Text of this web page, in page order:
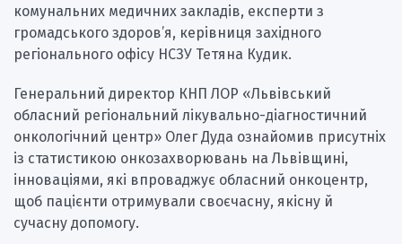
комунальних медичних закладів, експерти з
громадського здоров’я, керівниця західного
регіонального офісу НСЗУ Тетяна Кудик.
Генеральний директор КНП ЛОР «Львівський
обласний регіональний лікувально-діагностичний
онкологічний центр» Олег Дуда ознайомив присутніх
із статистикою онкозахворювань на Львівщині,
інноваціями, які впроваджує обласний онкоцентр,
щоб пацієнти отримували своєчасну, якісну й
сучасну допомогу.